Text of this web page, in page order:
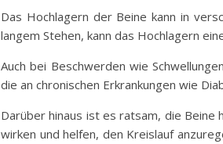
Das Hochlagern der Beine kann in
langem Stehen, kann das Hochlagern
Auch bei Beschwerden wie
die an chronischen Erkrankungen wie
Darüber hinaus ist es ratsam, die Beine
wirken und helfen, den Kreislauf